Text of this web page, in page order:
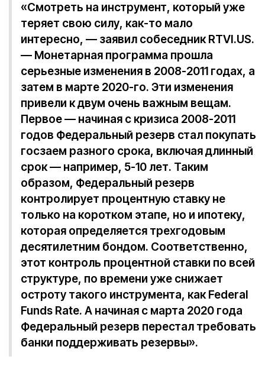
«Смотреть на инструмент, который уже
теряет свою силу, как-то мало
интересно, — заявил собеседник RTVI.US.
— Монетарная программа прошла
серьезные изменения в 2008-2011 годах, а
затем в марте 2020-го. Эти изменения
привели к двум очень важным вещам.
Первое — начиная с кризиса 2008-2011
годов Федеральный резерв стал покупать
госзаем разного срока, включая длинный
срок — например, 5-10 лет. Таким
образом, Федеральный резерв
контролирует процентную ставку не
только на коротком этапе, но и ипотеку,
которая определяется трехгодовым
десятилетним бондом. Соответственно,
этот контроль процентной ставки по всей
структуре, по времени уже снижает
остроту такого инструмента, как Federal
Funds Rate. А начиная с марта 2020 года
Федеральный резерв перестал требовать
банки поддерживать резервы».